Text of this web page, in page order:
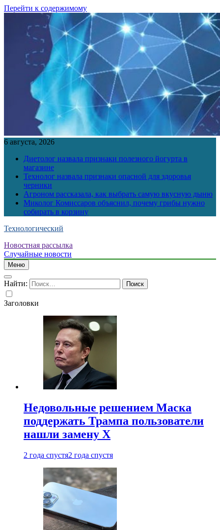
Перейти к содержимому
6 августа, 2026
Диетолог назвала признаки полезного йогурта в
магазине
Технолог назвала признаки опасной для здоровья
черники
Агроном рассказала, как выбрать самую вкусную дыню
Миколог Комиссаров объяснил, почему грибы нужно
собирать в корзину
Технологический
Новостная рассылка
Случайные новости
Меню
Найти:
Заголовки
Недовольные решением Маска
поддержать Трампа пользователи
нашли замену X
2 года спустя2 года спустя